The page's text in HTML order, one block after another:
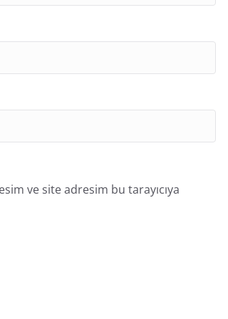
ve site adresim bu tarayıcıya